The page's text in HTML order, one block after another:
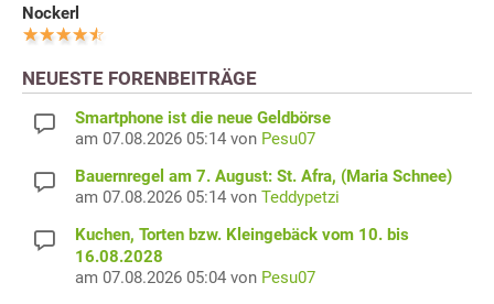
Nockerl
NEUESTE FORENBEITRÄGE
Smartphone ist die neue Geldbörse
am 07.08.2026 05:14 von Pesu07
Bauernregel am 7. August: St. Afra, (Maria Schnee)
am 07.08.2026 05:14 von Teddypetzi
Kuchen, Torten bzw. Kleingebäck vom 10. bis
16.08.2028
am 07.08.2026 05:04 von Pesu07